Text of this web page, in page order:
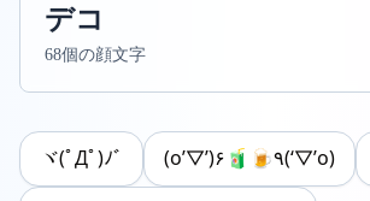
デコ
68個の顔文字
ヾ(ﾟДﾟ)ﾉﾞ (o’▽’)۶🧃🍺٩(‘▽’o)